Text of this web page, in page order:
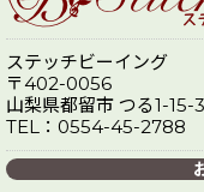
ステッチビーイング
〒402-0056
山梨県都留市 つる1-15-3
TEL：0554-45-2788